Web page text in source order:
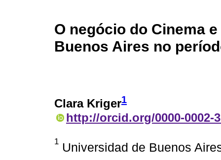
O negócio do Cinema
Buenos Aires no
Clara Kriger1
http://orcid.org/0000-0002-
1 Universidad de Buenos